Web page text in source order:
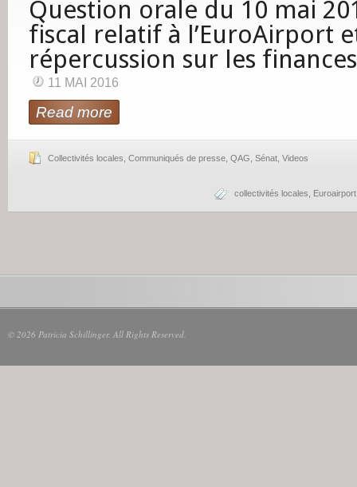
Question orale du 10 mai
fiscal relatif à l’EuroAirport
répercussion sur les
11 MAI 2016
Read more
Collectivités locales Communiqués de presse QAG Sénat Videos
collectivités locales Euroairport
© 2026 Patricia Schillinger. All Rights Reserved.